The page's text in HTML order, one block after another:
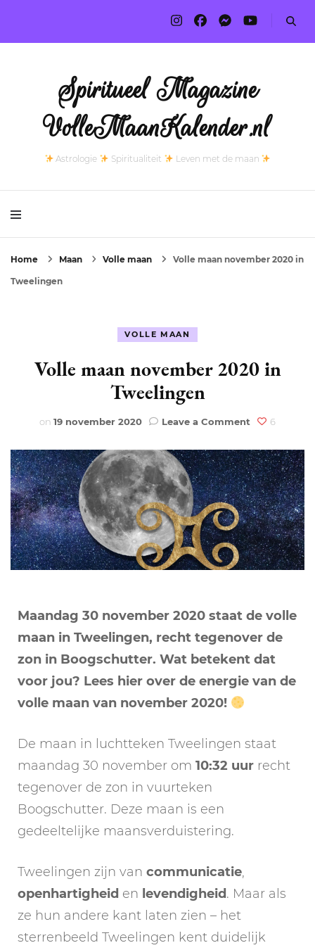
Spiritueel Magazine
VolleMaanKalender.nl
Astrologie Spiritualiteit Leven met de maan
Home Maan Volle maan Volle maan november 2020 in
Tweelingen
VOLLE MAAN
Volle maan november 2020 in
Tweelingen
on 19 november 2020 Leave a Comment on
maan
november
2020
in
Tweelingen
6
Maandag 30 november 2020 staat de volle
maan in Tweelingen, recht tegenover de
zon in Boogschutter. Wat betekent dat
voor jou? Lees hier over de energie van de
volle maan van november 2020!
De maan in luchtteken Tweelingen staat
maandag 30 november om 10:32 uur recht
tegenover de zon in vuurteken
Boogschutter. Deze maan is een
gedeeltelijke maansverduistering.
Tweelingen zijn van communicatie,
openhartigheid en levendigheid. Maar als
ze hun andere kant laten zien – het
sterrenbeeld Tweelingen kent duidelijk